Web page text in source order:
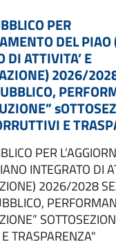
PER
DEL
DI ATTIVITA’ E
2026/
E
PER
INTEGRATO DI
2026/2028
TRASPARENZA"